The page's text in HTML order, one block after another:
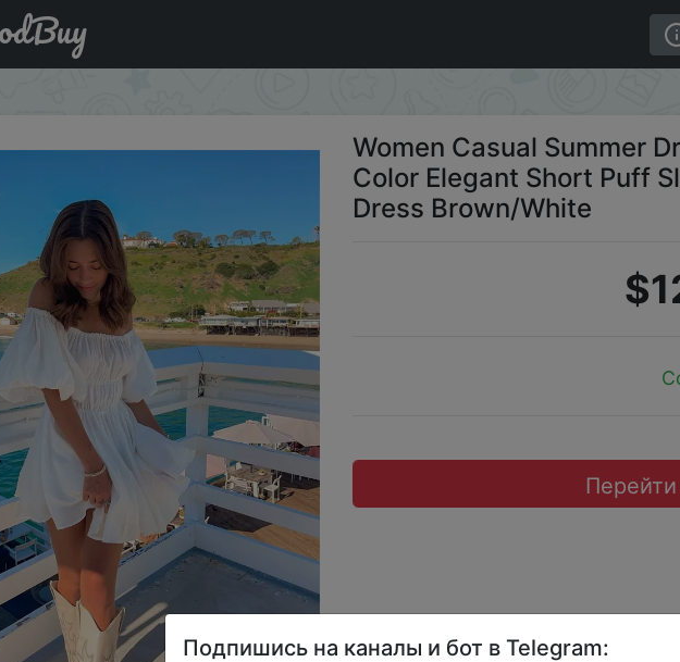
Dress Fashion Sexy Solid Color Elegant Short Puff Sleeve Off-shoulder Tunic
Women Casual Summer
Color Elegant Short Puff
Dress Brown/White
Подпишись на каналы и бот в Telegram: